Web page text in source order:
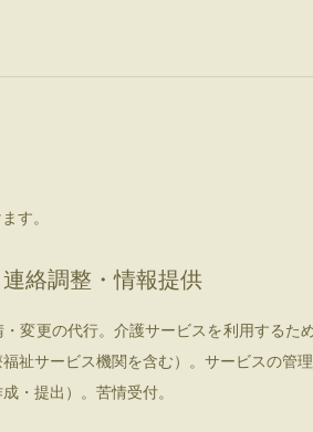
す。
絡調整・情報提供
変更の代行。介護サービスを利用するた
祉サービス機関を含む）。サービスの管理
・提出）。苦情受付。